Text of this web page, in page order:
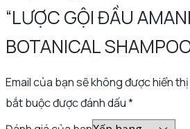
“LƯỢC GỘI ĐẦU
BOTANICAL
Email của bạn sẽ không được hiển
bắt buộc được đánh dấu*